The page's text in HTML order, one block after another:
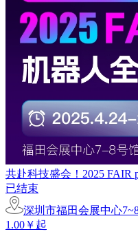
共赴科技盛会！2025 FAIR
已结束
深圳市福田会展中心
1.00￥起